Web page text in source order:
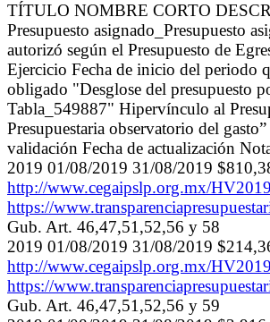
TÍTULO NOMBRE CORTO
Presupuesto asignado_Presupuesto
autorizó según el Presupuesto de
Ejercicio Fecha de inicio del periodo
obligado "Desglose del presupuesto
Tabla_549887" Hipervínculo al
Presupuestaria observatorio del
validación Fecha de actualización
2019 01/08/2019 31/08/2019
http://www.cegaipslp.org.mx/
https://
Gub. Art. 46,47,51,52,56 y 58
2019 01/08/2019 31/08/2019
http://www.cegaipslp.org.mx/
https://
Gub. Art. 46,47,51,52,56 y 59